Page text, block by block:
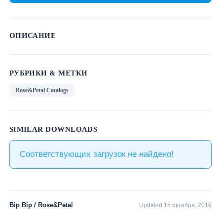
ОПИСАНИЕ
РУБРИКИ & МЕТКИ
Rose&Petal Catalogs
SIMILAR DOWNLOADS
Соответствующих загрузок не найдено!
Bip Bip / Rose&Petal Updated 15 октября, 2019